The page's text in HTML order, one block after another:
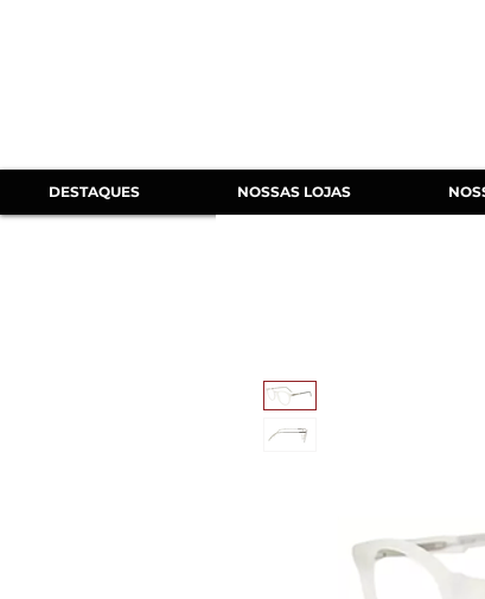
DESTAQUES NOSSAS LOJAS